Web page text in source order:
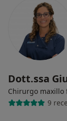
Dott.ssa
Chirurgo maxillo
9